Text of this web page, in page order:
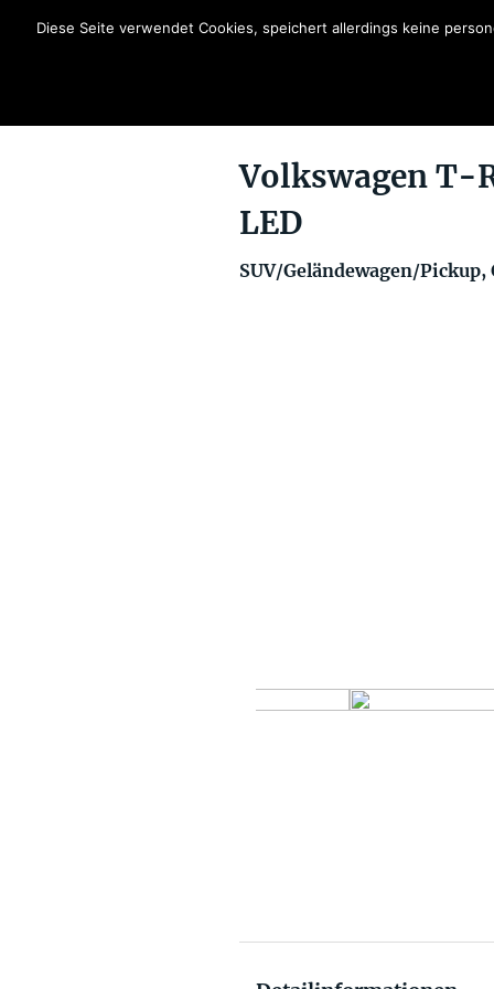
Volkswagen T-
LED
SUV/Geländewagen/
Diese Seite verwendet Cookies, speichert allerdings keine